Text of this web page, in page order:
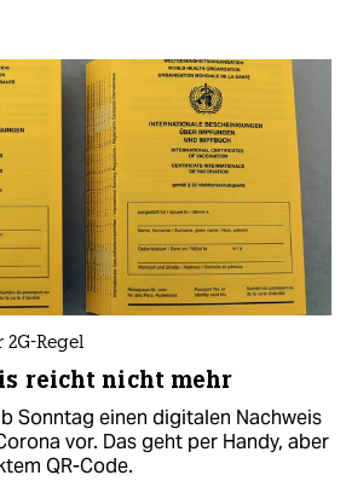
Regel
reicht nicht mehr
Sonntag einen digitalen Nachweis
vor. Das geht per Handy, aber
QR-Code.